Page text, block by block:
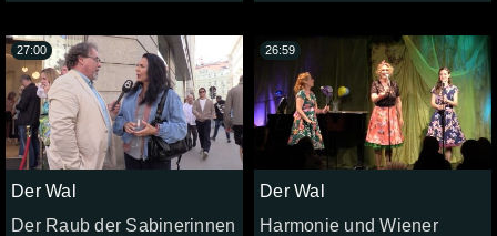
Der Wal
Der Raub der Sabinerinnen
27:00
Der Wal
Harmonie und Wiener
26:59